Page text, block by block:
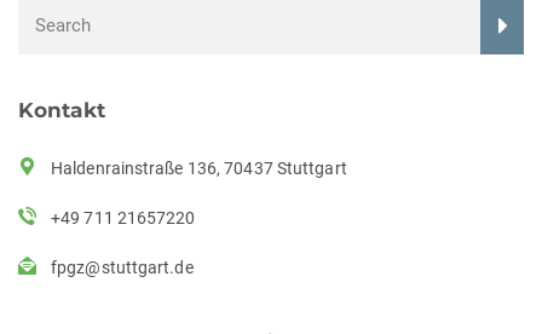
Kontakt
Haldenrainstraße 136, 70437 Stuttgart
+49 711 21657220
fpgz@stuttgart.de